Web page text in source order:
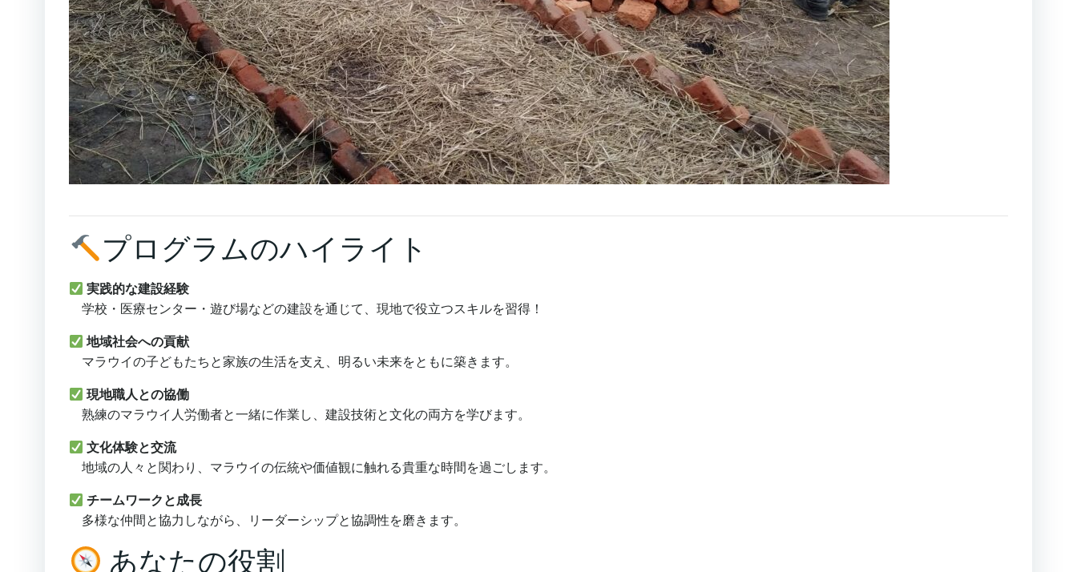
プログラムのハイライト
実践的な建設経験
学校・医療センター・遊び場などの建設を通じて、現地で役立つスキルを習得！
地域社会への貢献
マラウイの子どもたちと家族の生活を支え、明るい未来をともに築きます。
現地職人との協働
熟練のマラウイ人労働者と一緒に作業し、建設技術と文化の両方を学びます。
文化体験と交流
地域の人々と関わり、マラウイの伝統や価値観に触れる貴重な時間を過ごします。
チームワークと成長
多様な仲間と協力しながら、リーダーシップと協調性を磨きます。
あなたの役割